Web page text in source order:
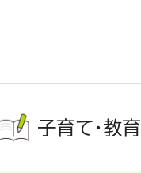
子育て・教育